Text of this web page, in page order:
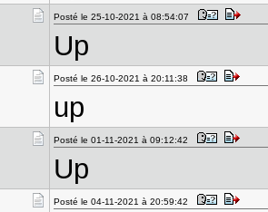
Posté le 25-10-2021 à 08:54:07
Up
Posté le 26-10-2021 à 20:11:38
up
Posté le 01-11-2021 à 09:12:42
Up
Posté le 04-11-2021 à 20:59:42